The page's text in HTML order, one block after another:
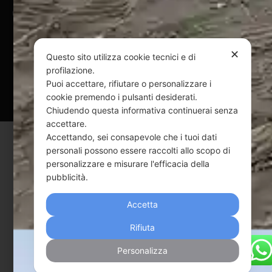
@ Copyright 2024 Webpesca è un brand Intent di Federico
Andrenacci P.Iva 01917920678
Via G. Galilei n. 2 – 64018 Tortoreto TE | REA TE-168019 |
Mail:
info@webpesca.it| Pec:federicoandrenacci@pec.it
Questo sito è protetto da Google reCAPTCHA
v3,
Privacy PolicyeTerms of Servicedi Google.
✕
Questo sito utilizza cookie tecnici e di
profilazione.
Puoi accettare, rifiutare o personalizzare i
cookie premendo i pulsanti desiderati.
Chiudendo questa informativa continuerai senza
accettare.
Accettando, sei consapevole che i tuoi dati
personali possono essere raccolti allo scopo di
personalizzare e misurare l'efficacia della
pubblicità.
Accetta
Rifiuta
Personalizza